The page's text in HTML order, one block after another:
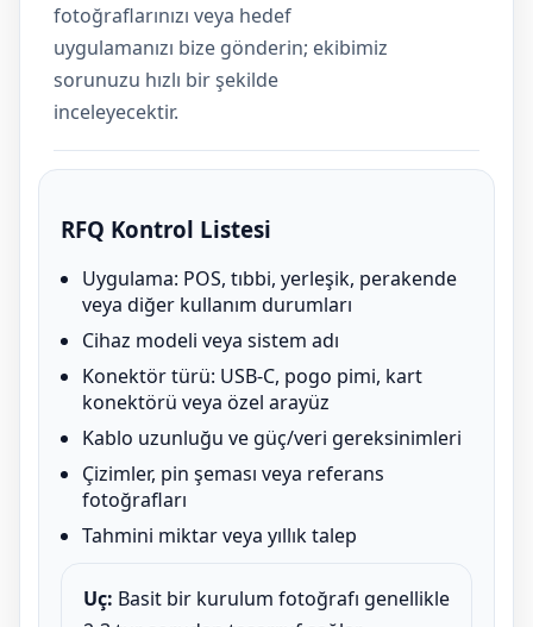
fotoğraflarınızı veya hedef
uygulamanızı bize gönderin; ekibimiz
sorunuzu hızlı bir şekilde
inceleyecektir.
RFQ Kontrol Listesi
Uygulama: POS, tıbbi, yerleşik, perakende
veya diğer kullanım durumları
Cihaz modeli veya sistem adı
Konektör türü: USB-C, pogo pimi, kart
konektörü veya özel arayüz
Kablo uzunluğu ve güç/veri gereksinimleri
Çizimler, pin şeması veya referans
fotoğrafları
Tahmini miktar veya yıllık talep
Uç: Basit bir kurulum fotoğrafı genellikle